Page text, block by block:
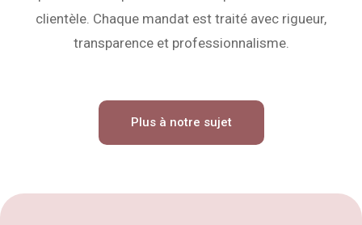
clientèle. Chaque mandat est traité avec rigueur,
transparence et professionnalisme.
Plus à notre sujet